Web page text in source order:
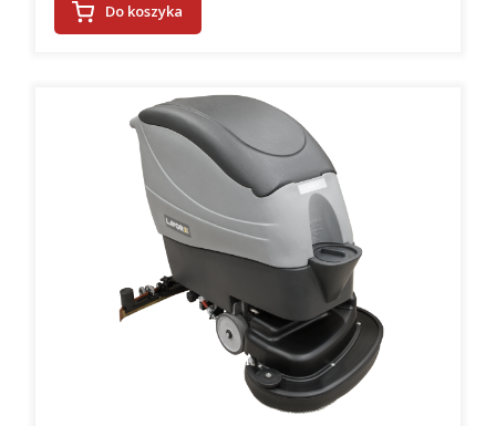
Do koszyka